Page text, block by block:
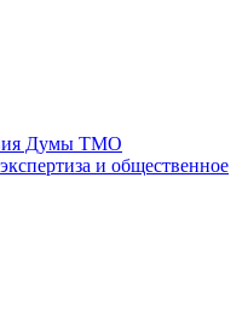
Думы ТМО
и общественное